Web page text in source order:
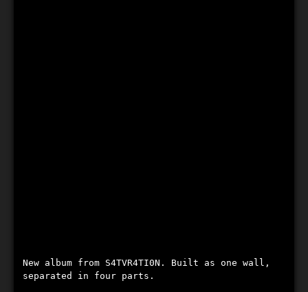
New album from S4TVR4TI0N. Built as one wall,
separated in four parts.